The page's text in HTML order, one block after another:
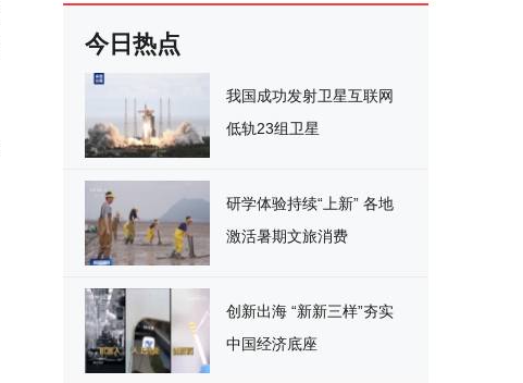
今日热点
我国成功发射卫星互联网
低轨23组卫星
研学体验持续“上新” 各地
激活暑期文旅消费
创新出海 “新新三样”夯实
中国经济底座